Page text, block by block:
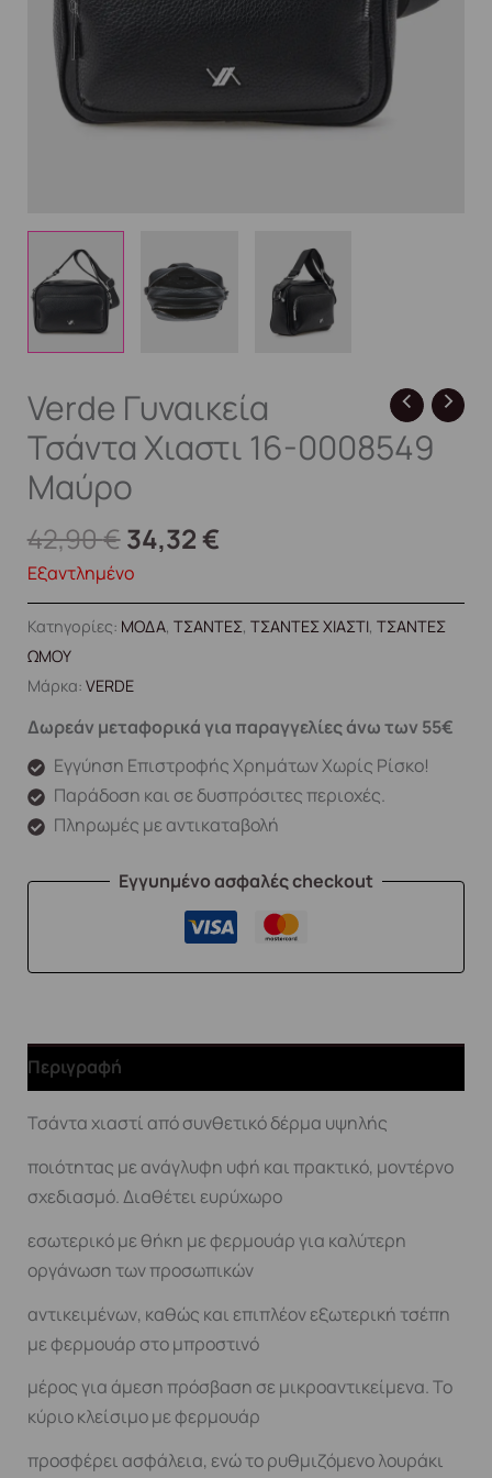
Verde Γυναικεία
Τσάντα Χιαστι 16-0008549
Μαύρο
42,90€34,32€
Εξαντλημένο
Κατηγορίες: ΜΟΔΑ, ΤΣΑΝΤΕΣ, ΤΣΑΝΤΕΣ ΧΙΑΣΤΙ, ΤΣΑΝΤΕΣ
ΩΜΟΥ
Μάρκα: VERDE
Δωρεάν μεταφορικά για παραγγελίες άνω των 55€
Εγγύηση Επιστροφής Χρημάτων Χωρίς Ρίσκο!
Παράδοση και σε δυσπρόσιτες περιοχές.
Πληρωμές με αντικαταβολή
Εγγυημένο ασφαλές checkout
Περιγραφή
Τσάντα χιαστί από συνθετικό δέρμα υψηλής
ποιότητας με ανάγλυφη υφή και πρακτικό, μοντέρνο
σχεδιασμό. Διαθέτει ευρύχωρο
εσωτερικό με θήκη με φερμουάρ για καλύτερη
οργάνωση των προσωπικών
αντικειμένων, καθώς και επιπλέον εξωτερική τσέπη
με φερμουάρ στο μπροστινό
μέρος για άμεση πρόσβαση σε μικροαντικείμενα. Το
κύριο κλείσιμο με φερμουάρ
προσφέρει ασφάλεια, ενώ το ρυθμιζόμενο λουράκι